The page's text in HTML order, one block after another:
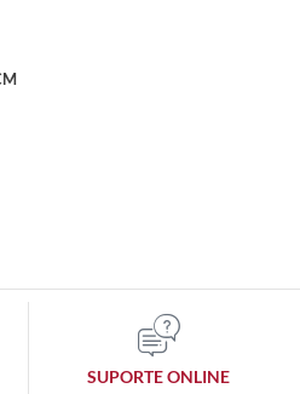
SUPORTE ONLINE